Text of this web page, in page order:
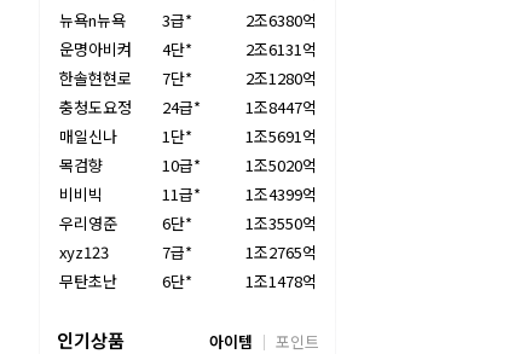
뉴욕n뉴욕
3급*
2조6380억
운명아비켜
4단*
2조6131억
한솔현현로
7단*
2조1280억
충청도요정
24급*
1조8447억
매일신나
1단*
1조5691억
목검향
10급*
1조5020억
비비빅
11급*
1조4399억
우리영준
6단*
1조3550억
xyz123
7급*
1조2765억
무탄초난
6단* 1조1478억
인기상품 아이템 포인트